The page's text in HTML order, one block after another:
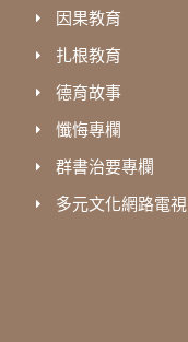
因果教育
扎根教育
德育故事
懺悔專欄
群書治要專欄
多元文化網路電視